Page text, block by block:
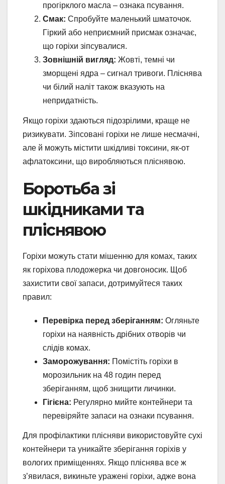
прогірклого масла – ознака псування.
Смак: Спробуйте маленький шматочок.
Гіркий або неприємний присмак означає,
що горіхи зіпсувалися.
Зовнішній вигляд: Жовті, темні чи
зморщені ядра – сигнал тривоги. Пліснява
чи білий наліт також вказують на
непридатність.
Якщо горіхи здаються підозрілими, краще не
ризикувати. Зіпсовані горіхи не лише несмачні,
але й можуть містити шкідливі токсини, як-от
афлатоксини, що виробляються пліснявою.
Боротьба зі
шкідниками та
пліснявою
Горіхи можуть стати мішенню для комах, таких
як горіхова плодожерка чи довгоносик. Щоб
захистити свої запаси, дотримуйтеся таких
правил:
Перевірка перед зберіганням: Огляньте
горіхи на наявність дрібних отворів чи
слідів комах.
Заморожування: Помістіть горіхи в
морозильник на 48 годин перед
зберіганням, щоб знищити личинки.
Гігієна: Регулярно мийте контейнери та
перевіряйте запаси на ознаки псування.
Для профілактики плісняви використовуйте сухі
контейнери та уникайте зберігання горіхів у
вологих приміщеннях. Якщо пліснява все ж
з’явилася, викиньте уражені горіхи, адже вона